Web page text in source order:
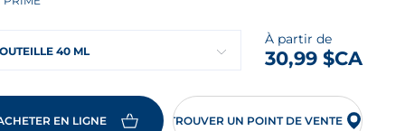
40 ML
À partir de
30,99 $CA
EN LIGNE TROUVER UN POINT DE VENTE